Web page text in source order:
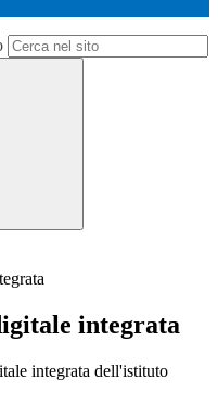
integrata
integrata dell'istituto